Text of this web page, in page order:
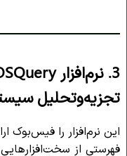
تجزیه‌و‌تحلیل
این نرم‌افزار را فیس‌بوک
فهرستی از